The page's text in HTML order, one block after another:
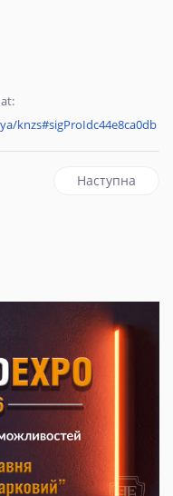
knzs#sigProIdc44e8ca0db
став найбагатшою
наступна
Наступна